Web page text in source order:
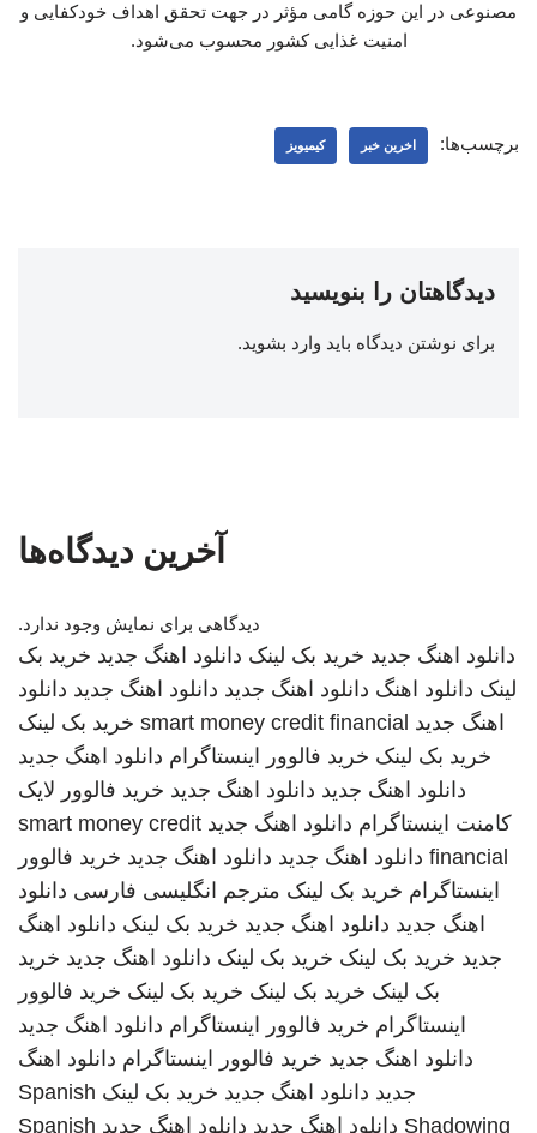
مصنوعی در این حوزه گامی مؤثر در جهت تحقق اهداف خودکفایی و
امنیت غذایی کشور محسوب می‌شود.
برچسب‌ها: اخرین خبر کیمیویز
دیدگاهتان را بنویسید
برای نوشتن دیدگاه باید وارد بشوید.
آخرین دیدگاه‌ها
دیدگاهی برای نمایش وجود ندارد.
دانلود اهنگ جدید خرید بک لینک دانلود اهنگ جدید خرید بک
لینک دانلود اهنگ دانلود اهنگ جدید دانلود اهنگ جدید دانلود
اهنگ جدید smart money credit financial خرید بک لینک
خرید بک لینک خرید فالوور اینستاگرام دانلود اهنگ جدید
دانلود اهنگ جدید دانلود اهنگ جدید خرید فالوور لایک
کامنت اینستاگرام دانلود اهنگ جدید smart money credit
financial دانلود اهنگ جدید دانلود اهنگ جدید خرید فالوور
اینستاگرام خرید بک لینک مترجم انگلیسی فارسی دانلود
اهنگ جدید دانلود اهنگ جدید خرید بک لینک دانلود اهنگ
جدید خرید بک لینک خرید بک لینک دانلود اهنگ جدید خرید
بک لینک خرید بک لینک خرید بک لینک خرید فالوور
اینستاگرام خرید فالوور اینستاگرام دانلود اهنگ جدید
دانلود اهنگ جدید خرید فالوور اینستاگرام دانلود اهنگ
جدید دانلود اهنگ جدید خرید بک لینک Spanish
Shadowing دانلود اهنگ جدید دانلود اهنگ جدید Spanish